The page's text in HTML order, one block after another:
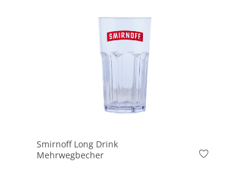
Smirnoff Long Drink
Mehrwegbecher
In den Korb